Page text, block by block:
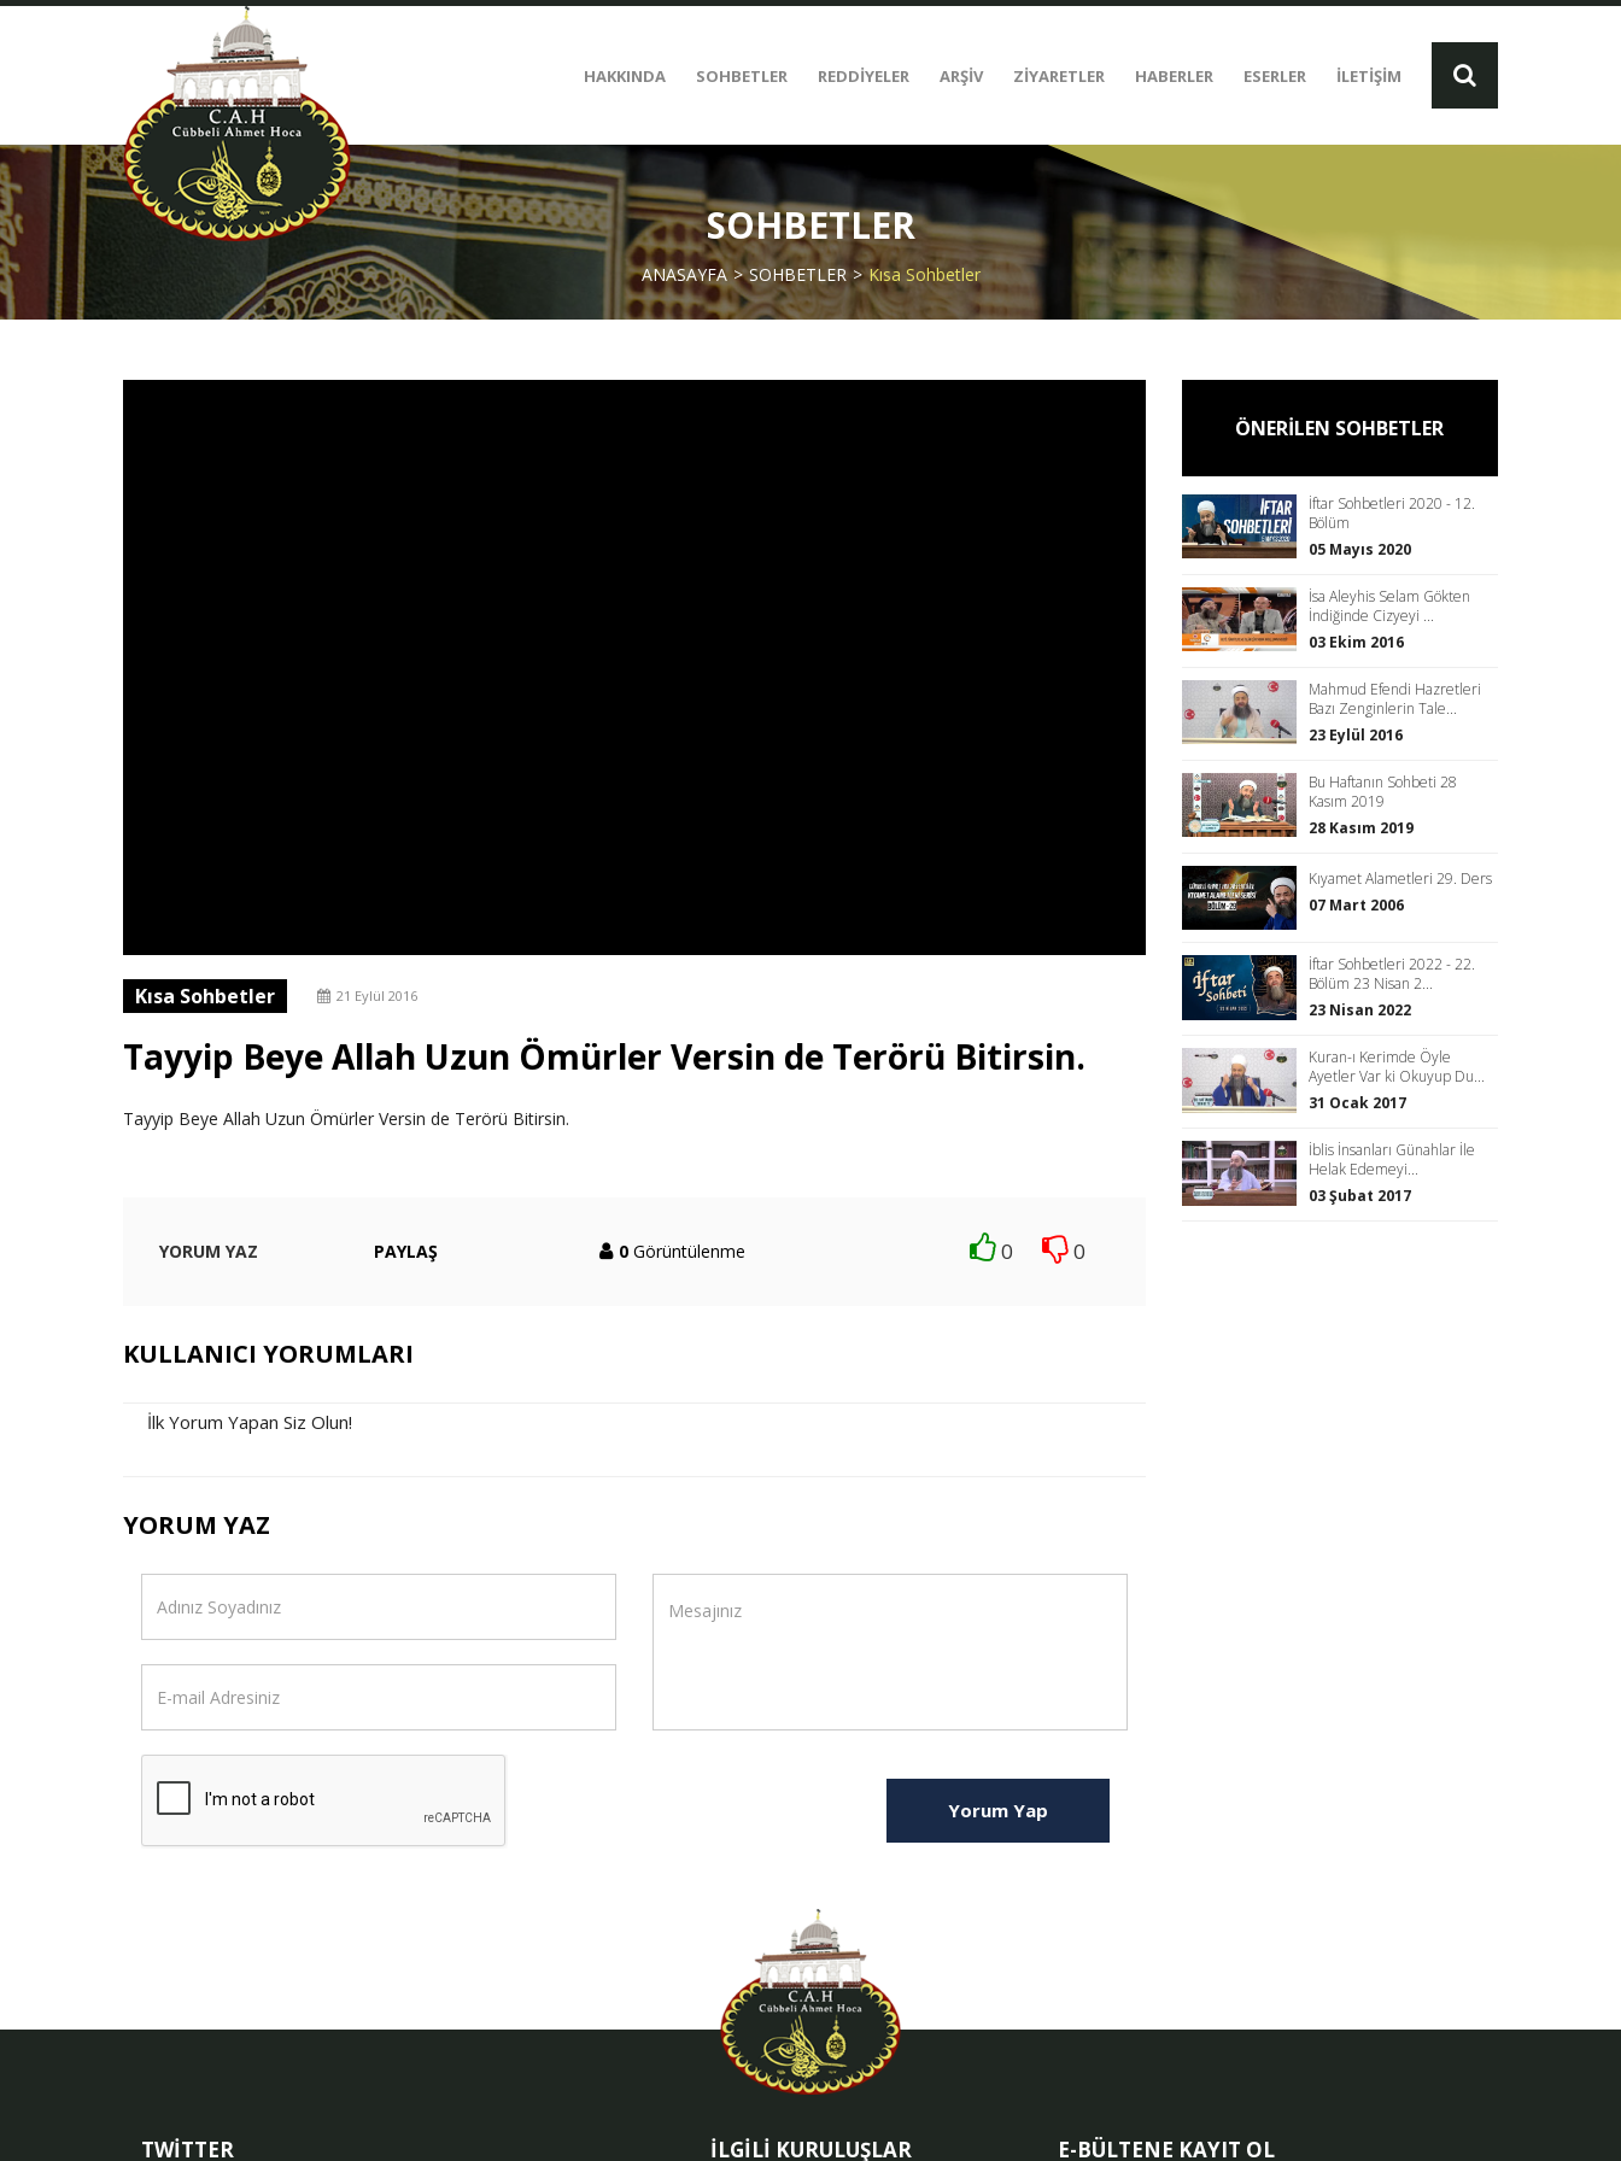
HAKKINDA SOHBETLER REDDİYELER ARŞİV ZİYARETLER HABERLER ESERLER İLETİŞİM
SOHBETLER
ANASAYFA SOHBETLER Kısa Sohbetler
Kısa Sohbetler 21 Eylül 2016
Tayyip Beye Allah Uzun Ömürler Versin de Terörü Bitirsin.
Tayyip Beye Allah Uzun Ömürler Versin de Terörü Bitirsin.
YORUM YAZ PAYLAŞ 0 Görüntülenme 0 0
KULLANICI YORUMLARI
İlk Yorum Yapan Siz Olun!
YORUM YAZ
Yorum Yap
ÖNERİLEN SOHBETLER
İftar Sohbetleri 2020 - 12.
Bölüm
05 Mayıs 2020
İsa Aleyhis Selam Gökten
İndiğinde Cizyeyi ...
03 Ekim 2016
Mahmud Efendi Hazretleri
Bazı Zenginlerin Tale...
23 Eylül 2016
Bu Haftanın Sohbeti 28
Kasım 2019
28 Kasım 2019
Kıyamet Alametleri 29. Ders
07 Mart 2006
İftar Sohbetleri 2022 - 22.
Bölüm 23 Nisan 2...
23 Nisan 2022
Kuran-ı Kerimde Öyle
Ayetler Var ki Okuyup Du...
31 Ocak 2017
İblis İnsanları Günahlar İle
Helak Edemeyi...
03 Şubat 2017
TWİTTER İLGİLİ KURULUŞLAR E-BÜLTENE KAYIT OL